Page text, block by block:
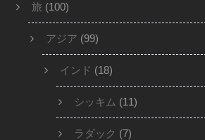
旅 (100)
アジア (99)
インド (18)
シッキム (11)
ラダック (7)